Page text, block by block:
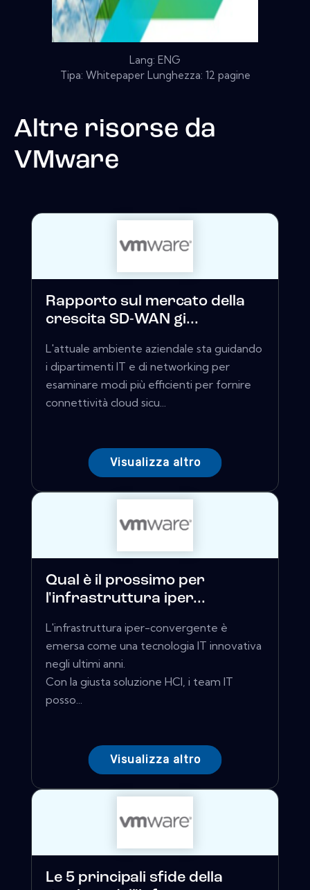
Lang: ENG
Tipa: Whitepaper Lunghezza: 12 pagine
Altre risorse da
VMware
Rapporto sul mercato della
crescita SD-WAN gi...
L'attuale ambiente aziendale sta guidando
i dipartimenti IT e di networking per
esaminare modi più efficienti per fornire
connettività cloud sicu...
Visualizza altro
Qual è il prossimo per
l'infrastruttura iper...
L'infrastruttura iper-convergente è
emersa come una tecnologia IT innovativa
negli ultimi anni.
Con la giusta soluzione HCI, i team IT
posso...
Visualizza altro
Le 5 principali sfide della